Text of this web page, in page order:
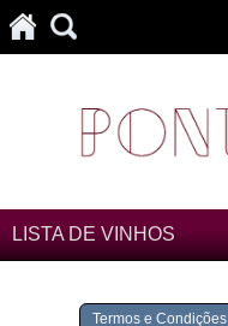
LISTA DE VINHOS
Termos e Condições